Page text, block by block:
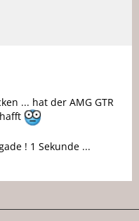
... hat der AMG GTR
! 1 Sekunde ...